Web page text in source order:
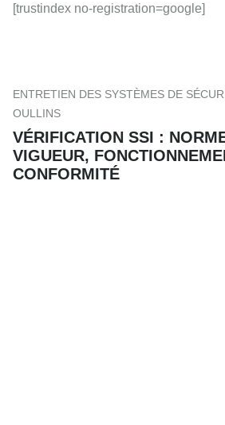
[trustindex no-registration=google]
ENTRETIEN DES SYSTÈMES DE
OULLINS
VÉRIFICATION SSI :
VIGUEUR,
CONFORMITÉ